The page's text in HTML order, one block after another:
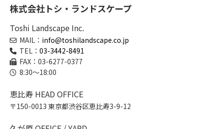
株式会社トシ・ランドスケープ
Toshi Landscape Inc.
MAIL： info@toshilandscape.co.jp
TEL： 03-3442-8491
FAX：03-6277-0377
8:30～18:00
恵比寿 HEAD OFFICE
〒150-0013 東京都渋谷区恵比寿3-9-12